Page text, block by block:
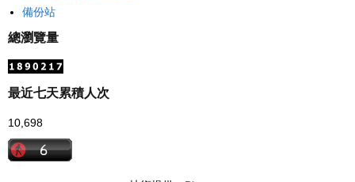
備份站
總瀏覽量
最近七天累積人次
10,698